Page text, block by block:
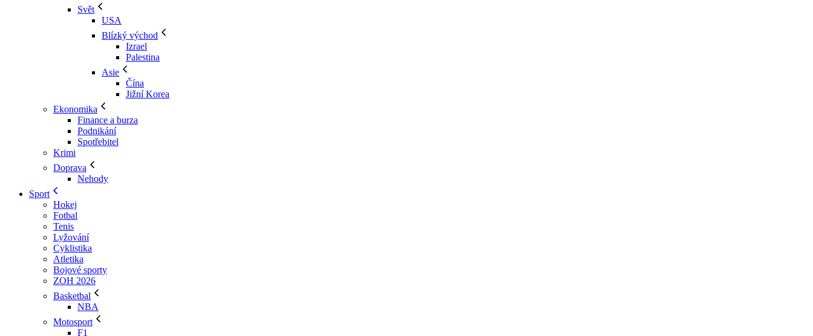
Svět
USA
Blízký východ
Izrael
Palestina
Asie
Čína
Jižní Korea
Ekonomika
Finance a burza
Podnikání
Spotřebitel
Krimi
Doprava
Nehody
Sport
Hokej
Fotbal
Tenis
Lyžování
Cyklistika
Atletika
Bojové sporty
ZOH 2026
Basketbal
NBA
Motosport
F1